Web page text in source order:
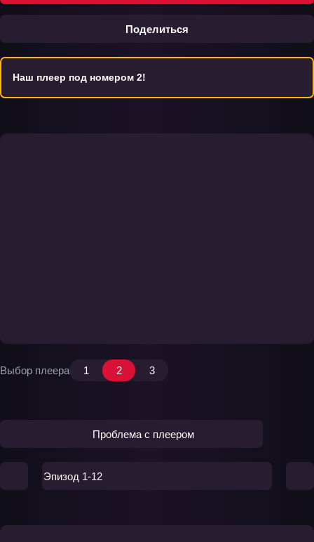
Поделиться
Наш плеер под номером 2!
Выбор плеера 1 2 3
Проблема с плеером
Эпизод 1-12